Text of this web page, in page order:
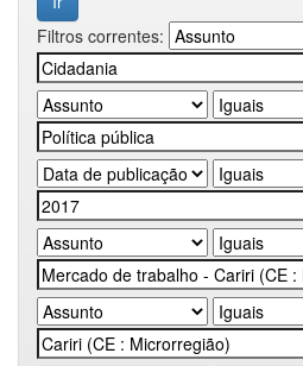
Filtros correntes: